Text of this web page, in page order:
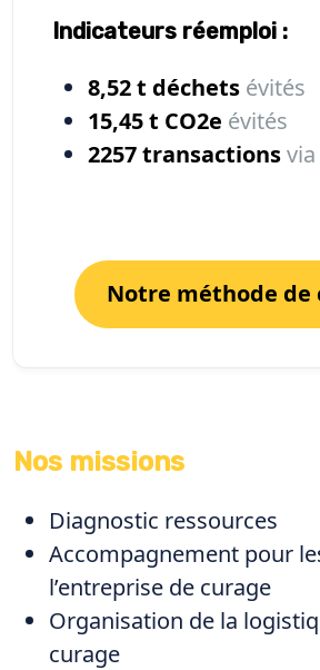
Indicateurs réemploi :
8,52 t déchets évités
15,45 t CO2e évités
2257transactions
Notre méthode de
Nos missions
Diagnostic ressources
Accompagnement pour
l’entreprise de curage
Organisation de la
curage